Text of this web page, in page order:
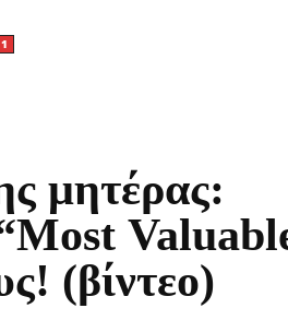
μητέρας:
(βίντεο)